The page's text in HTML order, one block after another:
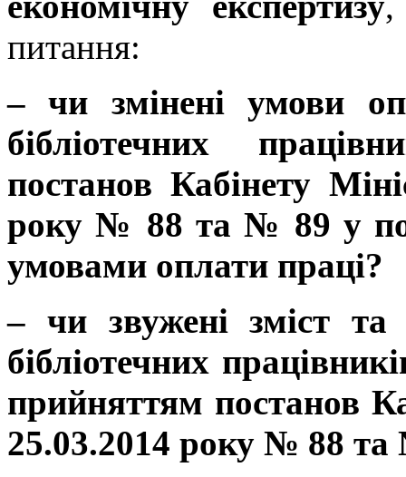
питання:
– чи змінені умови
бібліотечних
постанов Кабінету
року № 88 та № 89 у
умовами оплати праці?
– чи звужені зміст та
бібліотечних
прийняттям постанов
25.03.2014 року № 88